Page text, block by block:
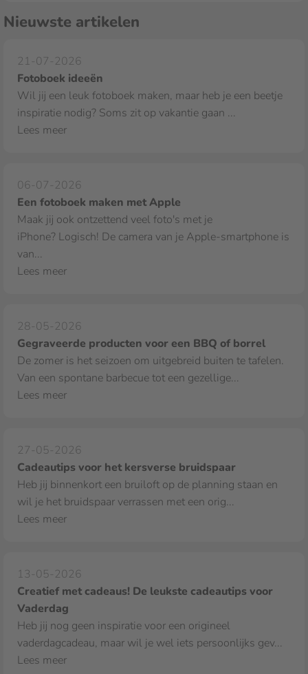
Nieuwste artikelen
21-07-2026
Fotoboek ideeën
Wil jij een leuk fotoboek maken, maar heb je een beetje
inspiratie nodig? Soms zit op vakantie gaan ...
Lees meer
06-07-2026
Een fotoboek maken met Apple
Maak jij ook ontzettend veel foto's met je
iPhone? Logisch! De camera van je Apple‑smartphone is
van...
Lees meer
28-05-2026
Gegraveerde producten voor een BBQ of borrel
De zomer is het seizoen om uitgebreid buiten te tafelen.
Van een spontane barbecue tot een gezellige...
Lees meer
27-05-2026
Cadeautips voor het kersverse bruidspaar
Heb jij binnenkort een bruiloft op de planning staan en
wil je het bruidspaar verrassen met een orig...
Lees meer
13-05-2026
Creatief met cadeaus! De leukste cadeautips voor
Vaderdag
Heb jij nog geen inspiratie voor een origineel
vaderdagcadeau, maar wil je wel iets persoonlijks gev...
Lees meer